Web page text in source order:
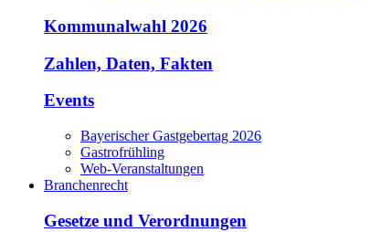
Kommunalwahl 2026
Zahlen, Daten, Fakten
Events
Bayerischer Gastgebertag 2026
Gastrofrühling
Web-Veranstaltungen
Branchenrecht
Gesetze und Verordnungen